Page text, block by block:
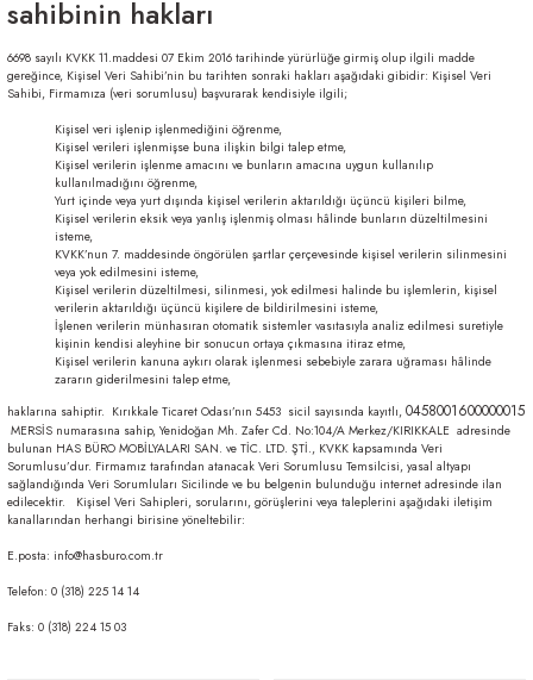
sahibinin hakları
6698 sayılı KVKK 11.maddesi 07 Ekim 2016 tarihinde yürürlüğe girmiş olup ilgili madde
gereğince, Kişisel Veri Sahibi’nin bu tarihten sonraki hakları aşağıdaki gibidir: Kişisel Veri
Sahibi, Firmamıza (veri sorumlusu) başvurarak kendisiyle ilgili;
Kişisel veri işlenip işlenmediğini öğrenme,
Kişisel verileri işlenmişse buna ilişkin bilgi talep etme,
Kişisel verilerin işlenme amacını ve bunların amacına uygun kullanılıp
kullanılmadığını öğrenme,
Yurt içinde veya yurt dışında kişisel verilerin aktarıldığı üçüncü kişileri bilme,
Kişisel verilerin eksik veya yanlış işlenmiş olması hâlinde bunların düzeltilmesini
isteme,
KVKK’nun 7. maddesinde öngörülen şartlar çerçevesinde kişisel verilerin silinmesini
veya yok edilmesini isteme,
Kişisel verilerin düzeltilmesi, silinmesi, yok edilmesi halinde bu işlemlerin, kişisel
verilerin aktarıldığı üçüncü kişilere de bildirilmesini isteme,
İşlenen verilerin münhasıran otomatik sistemler vasıtasıyla analiz edilmesi suretiyle
kişinin kendisi aleyhine bir sonucun ortaya çıkmasına itiraz etme,
Kişisel verilerin kanuna aykırı olarak işlenmesi sebebiyle zarara uğraması hâlinde
zararın giderilmesini talep etme,
haklarına sahiptir. Kırıkkale Ticaret Odası’nın 5453 sicil sayısında kayıtlı, 0458001600000015
MERSİS numarasına sahip, Yenidoğan Mh. Zafer Cd. No:104/A Merkez/KIRIKKALE adresinde
bulunan HAS BÜRO MOBİLYALARI SAN. ve TİC. LTD. ŞTİ., KVKK kapsamında Veri
Sorumlusu’dur. Firmamız tarafından atanacak Veri Sorumlusu Temsilcisi, yasal altyapı
sağlandığında Veri Sorumluları Sicilinde ve bu belgenin bulunduğu internet adresinde ilan
edilecektir. Kişisel Veri Sahipleri, sorularını, görüşlerini veya taleplerini aşağıdaki iletişim
kanallarından herhangi birisine yöneltebilir:
E.posta: info@hasburo.com.tr
Telefon: 0 (318) 225 14 14
Faks: 0 (318) 224 15 03